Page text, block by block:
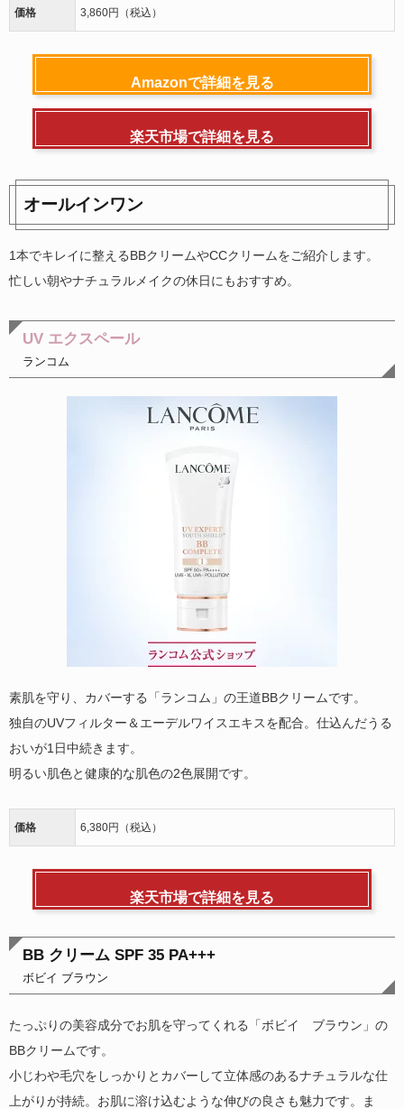
価格 3,860円（税込）
Amazonで詳細を見る
楽天市場で詳細を見る
オールインワン
1本でキレイに整えるBBクリームやCCクリームをご紹介します。
忙しい朝やナチュラルメイクの休日にもおすすめ。
UV エクスペール
ランコム
素肌を守り、カバーする「ランコム」の王道BBクリームです。
独自のUVフィルター＆エーデルワイスエキスを配合。仕込んだうる
おいが1日中続きます。
明るい肌色と健康的な肌色の2色展開です。
価格 6,380円（税込）
楽天市場で詳細を見る
BB クリーム SPF 35 PA+++
ボビイ ブラウン
たっぷりの美容成分でお肌を守ってくれる「ボビイ ブラウン」の
BBクリームです。
小じわや毛穴をしっかりとカバーして立体感のあるナチュラルな仕
上がりが持続。お肌に溶け込むような伸びの良さも魅力です。ま